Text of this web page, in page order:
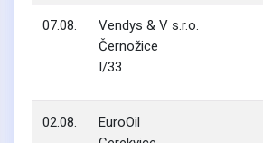
07.08.
Vendys & V s.r.o.
Černožice
I/33
02.08.
EuroOil